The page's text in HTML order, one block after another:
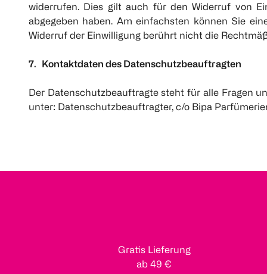
widerrufen. Dies gilt auch für den Widerruf von
abgegeben haben. Am einfachsten können Sie
Widerruf der Einwilligung berührt nicht die
7. Kontaktdaten des Datenschutzbeauftragten
Der Datenschutzbeauftragte steht für alle Fragen
unter: Datenschutzbeauftragter, c/o Bipa
Gratis Lieferung
ab 49 €